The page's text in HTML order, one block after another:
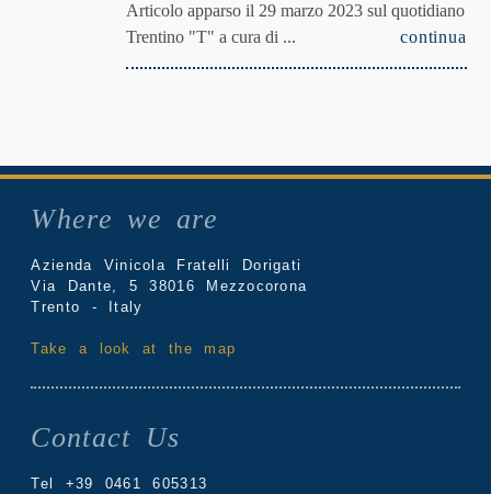
Articolo apparso il 29 marzo 2023 sul quotidiano
Trentino "T" a cura di ...
continua
Where we are
Azienda Vinicola Fratelli Dorigati
Via Dante, 5 38016 Mezzocorona
Trento - Italy
Take a look at the map
Contact Us
Tel +39 0461 605313